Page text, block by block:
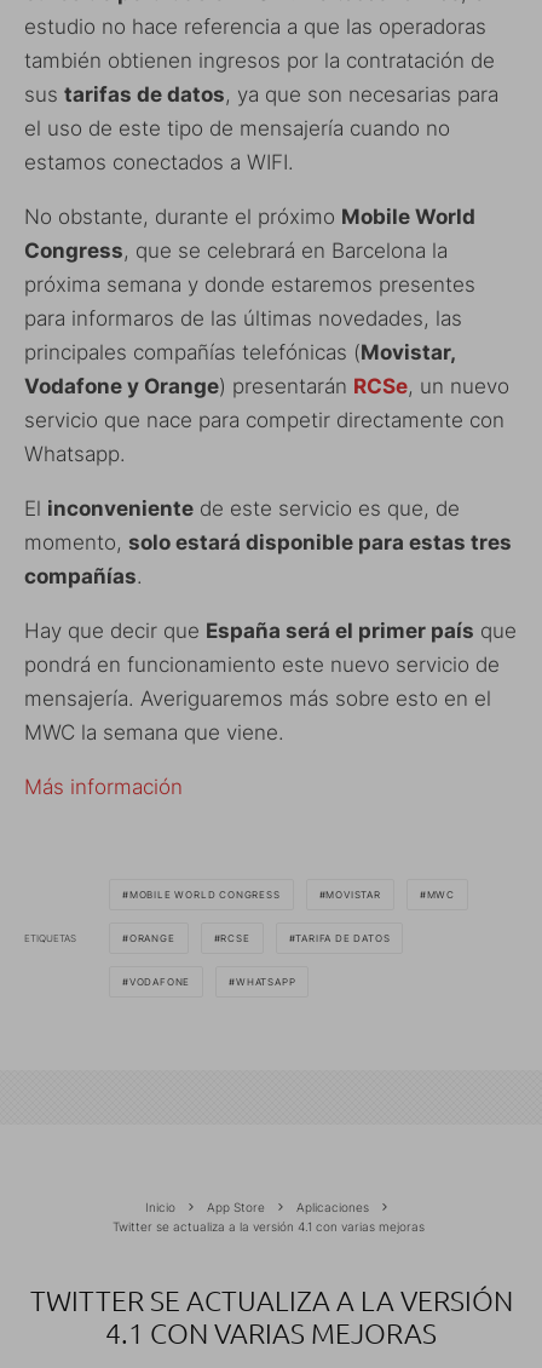
estudio no hace referencia a que las operadoras
también obtienen ingresos por la contratación de
sus tarifas de datos, ya que son necesarias para
el uso de este tipo de mensajería cuando no
estamos conectados a WIFI.
No obstante, durante el próximo Mobile World
Congress, que se celebrará en Barcelona la
próxima semana y donde estaremos presentes
para informaros de las últimas novedades, las
principales compañías telefónicas (Movistar,
Vodafone y Orange) presentarán RCSe, un nuevo
servicio que nace para competir directamente con
Whatsapp.
El inconveniente de este servicio es que, de
momento, solo estará disponible para estas tres
compañías.
Hay que decir que España será el primer país que
pondrá en funcionamiento este nuevo servicio de
mensajería. Averiguaremos más sobre esto en el
MWC la semana que viene.
Más información
ETIQUETAS
MOBILE WORLD CONGRESS MOVISTAR MWC
ORANGE RCSE TARIFA DE DATOS
VODAFONE WHATSAPP
Inicio App Store
Aplicaciones
Twitter se actualiza a la versión 4.1 con varias mejoras
TWITTER SE ACTUALIZA A LA VERSIÓN
4.1 CON VARIAS MEJORAS